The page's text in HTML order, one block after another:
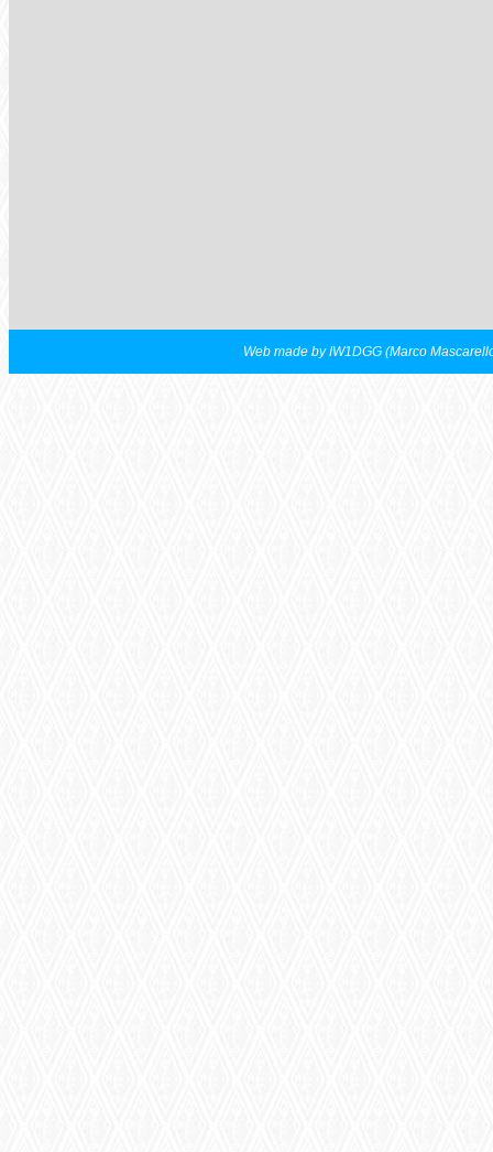
Web made by IW1DGG (Marco